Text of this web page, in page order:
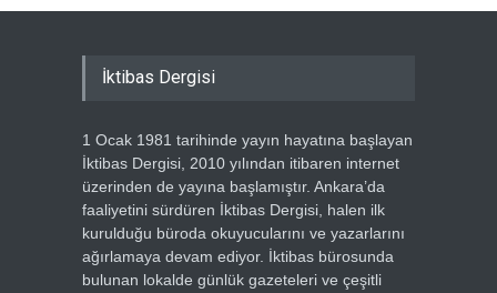
İktibas Dergisi
1 Ocak 1981 tarihinde yayın hayatına başlayan
İktibas Dergisi, 2010 yılından itibaren internet
üzerinden de yayına başlamıştır. Ankara’da
faaliyetini sürdüren İktibas Dergisi, halen ilk
kurulduğu büroda okuyucularını ve yazarlarını
ağırlamaya devam ediyor. İktibas bürosunda
bulunan lokalde günlük gazeteleri ve çeşitli